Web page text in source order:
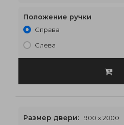
Положение ручки
Справа
Слева
Размер двери: 900 x 2000